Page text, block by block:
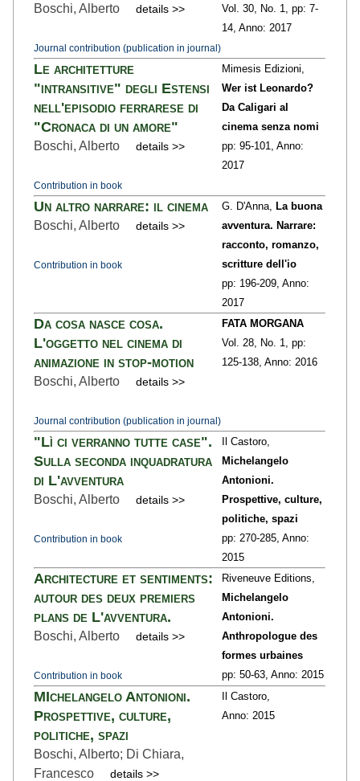
Boschi, Alberto details >>
Journal contribution (publication in journal)
Vol. 30,
No. 1, pp: 7-
14, Anno: 2017
Le architetture
"intransitive" degli Estensi
nell'episodio ferrarese di
"Cronaca di un amore"
Boschi, Alberto details >>
Contribution in book
Mimesis Edizioni,
Wer ist Leonardo?
Da Caligari al
cinema senza nomi
pp: 95-101,
Anno:
2017
Un altro narrare: il cinema
Boschi, Alberto details >>
Contribution in book
G. D'Anna,
La buona
avventura. Narrare:
racconto, romanzo,
scritture dell'io
pp: 196-209, Anno:
2017
Da cosa nasce cosa.
L'oggetto nel cinema di
animazione in stop-motion
Boschi, Alberto details >>
Journal contribution (publication in journal)
FATA MORGANA
Vol. 28,
No. 1,
pp:
125-138, Anno: 2016
"Lì ci verranno tutte case".
Sulla seconda inquadratura
di L'avventura
Boschi, Alberto details >>
Contribution in book
Il Castoro,
Michelangelo
Antonioni.
Prospettive, culture,
politiche, spazi
pp: 270-285, Anno:
2015
Architecture et sentiments:
autour des deux premiers
plans de L'avventura.
Boschi, Alberto details >>
Contribution in book
Riveneuve Editions,
Michelangelo
Antonioni.
Anthropologue des
formes urbaines
pp: 50-63, Anno: 2015
MIchelangelo Antonioni.
Prospettive, culture,
politiche, spazi
Boschi, Alberto; Di Chiara,
Francesco
details >>
Il Castoro,
Anno: 2015